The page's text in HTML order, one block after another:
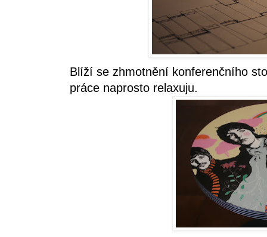
Blíží se zhmotnění konferenčního
práce naprosto relaxuju.